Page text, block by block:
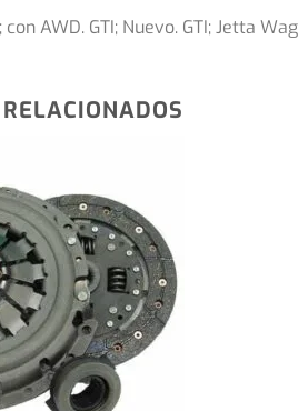
con AWD. GTI; Nuevo. GTI; Jetta